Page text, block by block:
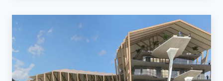
ᲛᲔᲢᲠᲘ
ᲜᲐᲙᲔᲠᲘᲡ
ᲰᲔᲠᲛᲔᲢᲘᲖᲐᲪᲘᲐ
DOMUS